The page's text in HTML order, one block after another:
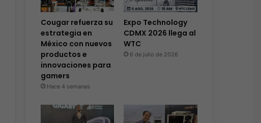
Cougar refuerza su
estrategia en
México con nuevos
productos e
innovaciones para
gamers
Hace 4 semanas
Expo Technology
CDMX 2026 llega al
WTC
6 de julio de 2026